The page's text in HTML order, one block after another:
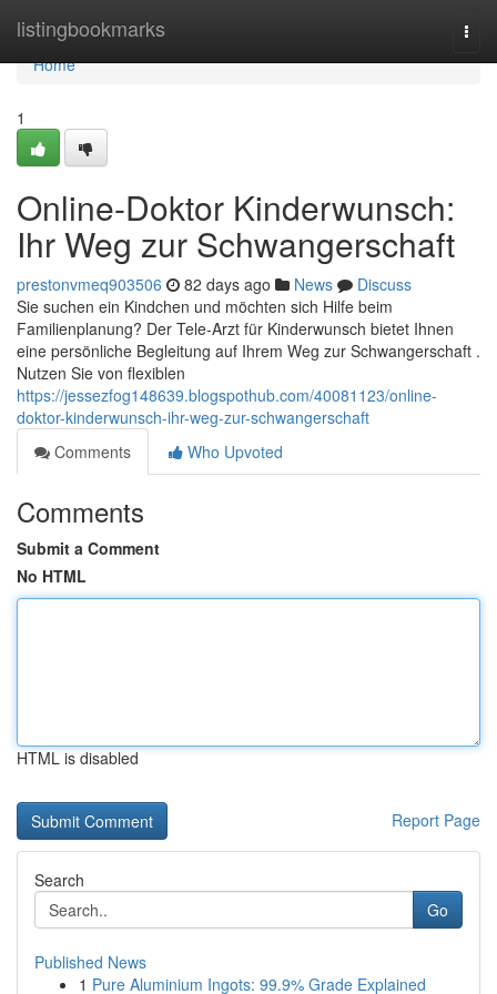
listingbookmarks
Home
Home
1
Online-Doktor Kinderwunsch:
Ihr Weg zur Schwangerschaft
prestonvmeq903506 82 days ago News
Discuss
Sie suchen ein Kindchen und möchten sich Hilfe beim
Familienplanung? Der Tele-Arzt für Kinderwunsch bietet Ihnen
eine persönliche Begleitung auf Ihrem Weg zur Schwangerschaft .
Nutzen Sie von flexiblen
https://jessezfog148639.blogspothub.com/40081123/online-
doktor-kinderwunsch-ihr-weg-zur-schwangerschaft
Comments
Who Upvoted
Comments
Submit a Comment
No HTML
HTML is disabled
Report Page
Search
Go
Published News
1 Pure Aluminium Ingots: 99.9% Grade Explained